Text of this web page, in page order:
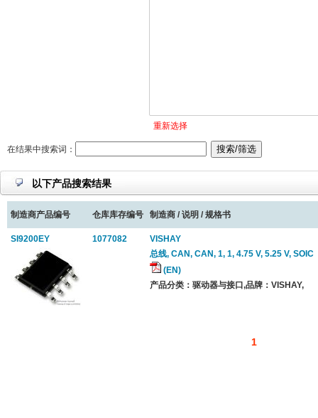
重新选择
在结果中搜索词：
以下产品搜索结果
制造商产品编号 仓库库存编号 制造商 / 说明 / 规格书
SI9200EY 1077082
VISHAY
总线, CAN, CAN, 1, 1, 4.75 V, 5.25 V, SOIC
(EN)
产品分类：驱动器与接口,品牌：VISHAY,
1